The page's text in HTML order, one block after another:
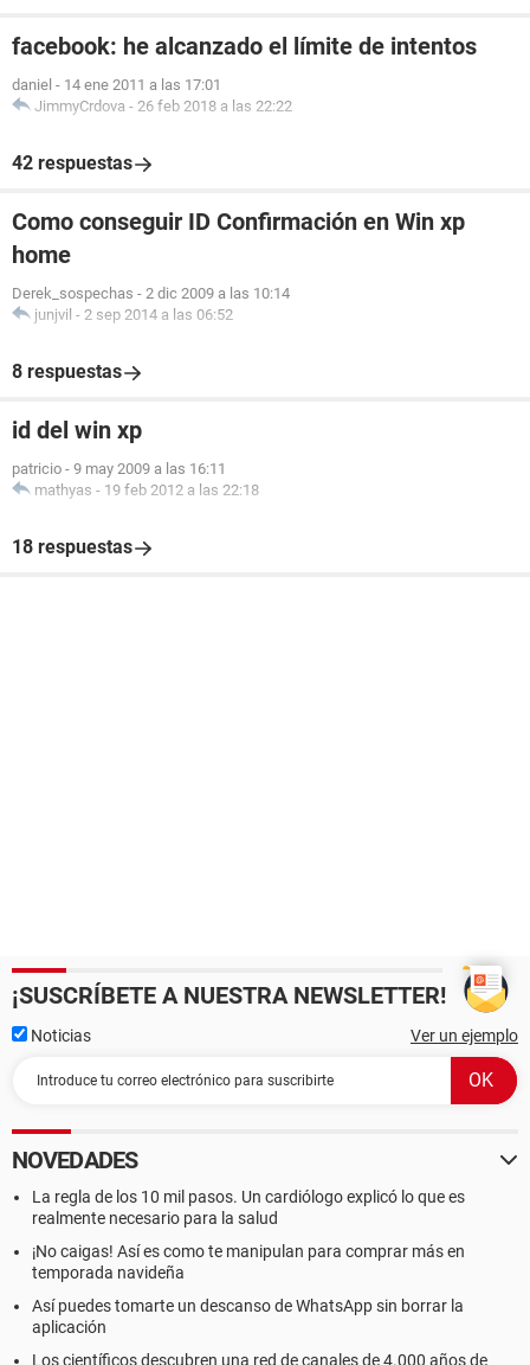
facebook: he alcanzado el límite de intentos
daniel - 14 ene 2011 a las 17:01
JimmyCrdova - 26 feb 2018 a las 22:22
42 respuestas
Como conseguir ID Confirmación en Win xp
home
Derek_sospechas - 2 dic 2009 a las 10:14
junjvil - 2 sep 2014 a las 06:52
8 respuestas
id del win xp
patricio - 9 may 2009 a las 16:11
mathyas - 19 feb 2012 a las 22:18
18 respuestas
¡SUSCRÍBETE A NUESTRA NEWSLETTER!
Noticias Ver un ejemplo
NOVEDADES
La regla de los 10 mil pasos. Un cardiólogo explicó lo que es
realmente necesario para la salud
¡No caigas! Así es como te manipulan para comprar más en
temporada navideña
Así puedes tomarte un descanso de WhatsApp sin borrar la
aplicación
Los científicos descubren una red de canales de 4.000 años de